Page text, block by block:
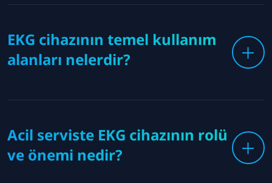
EKG cihazının temel kullanım
alanları nelerdir?
Acil serviste EKG cihazının rolü
ve önemi nedir?